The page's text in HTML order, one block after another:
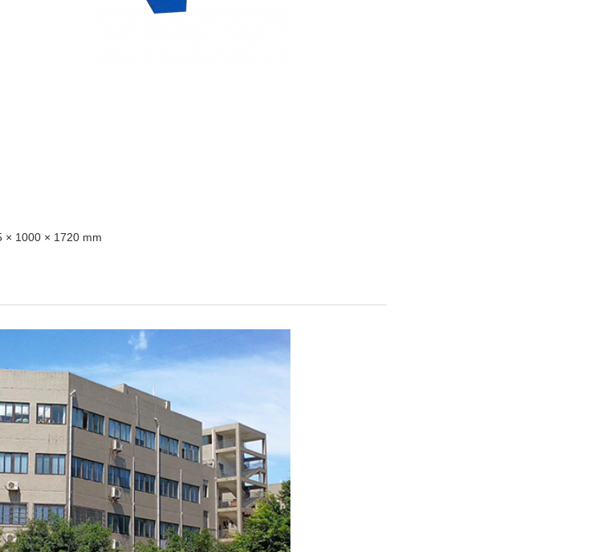
× 1000 × 1720 mm